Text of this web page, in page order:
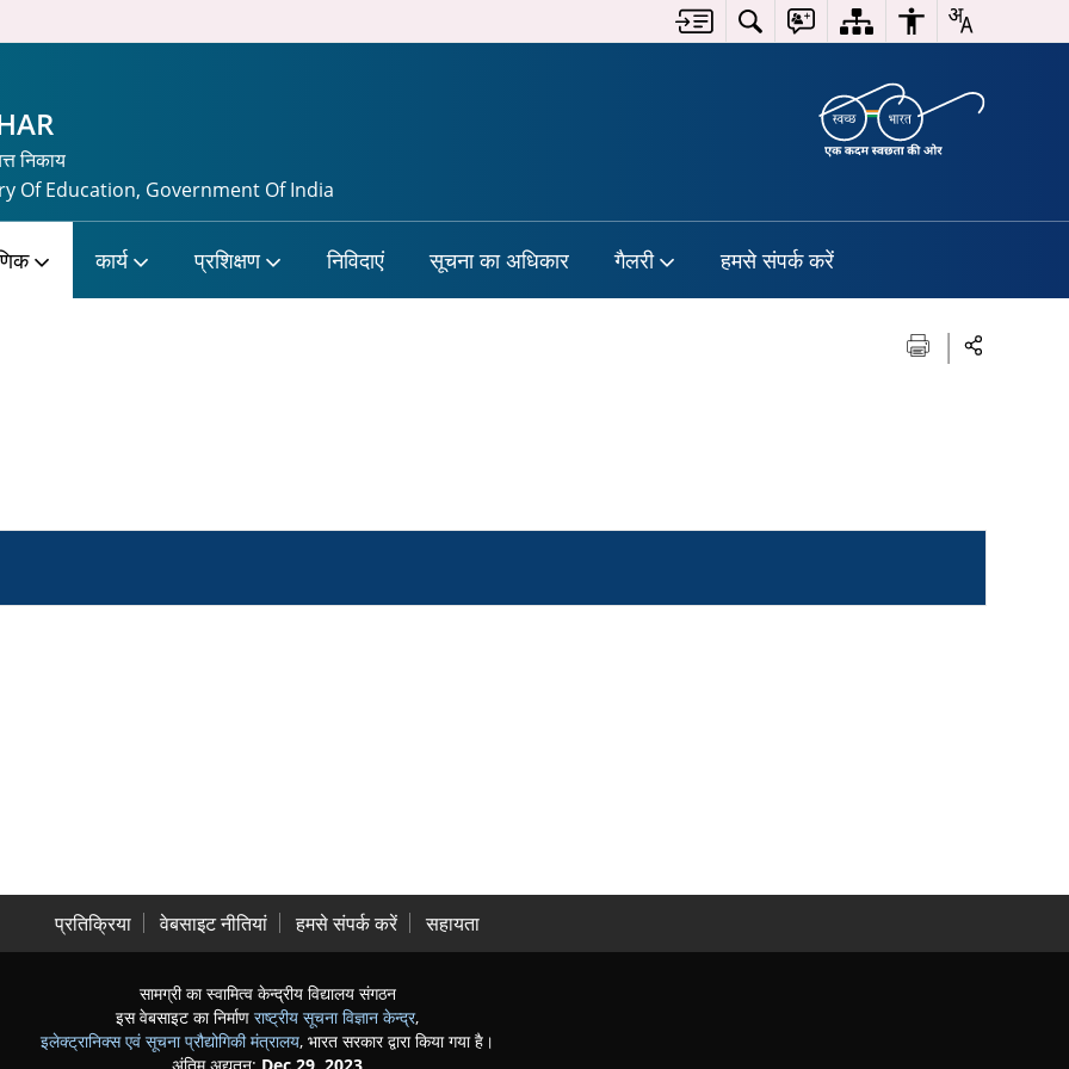
निकाय
Of Education, Government Of India
कार्य प्रशिक्षण निविदाएं सूचना का अधिकार गैलरी हमसे संपर्क करें
प्रतिक्रिया वेबसाइट नीतियां हमसे संपर्क करें सहायता
सामग्री का स्वामित्व केन्द्रीय विद्यालय संगठन
इस वेबसाइट का निर्माण राष्ट्रीय सूचना विज्ञान केन्द्र,
इलेक्ट्रानिक्स एवं सूचना प्रौद्योगिकी मंत्रालय, भारत सरकार द्वारा किया गया है।